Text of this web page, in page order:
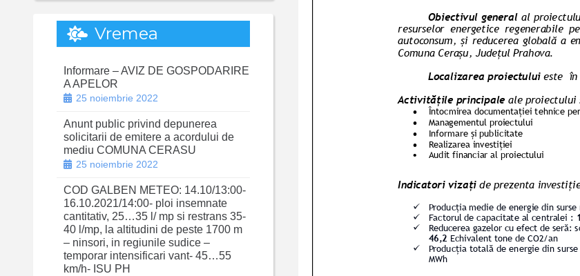
Vremea
Informare – AVIZ DE GOSPODARIRE
A APELOR
25 noiembrie 2022
Anunt public privind depunerea
solicitarii de emitere a acordului de
mediu COMUNA CERASU
25 noiembrie 2022
COD GALBEN METEO: 14.10/13:00-
16.10.2021/14:00- ploi insemnate
cantitativ, 25…35 l/ mp si restrans 35-
40 l/mp, la altitudini de peste 1700 m
– ninsori, in regiunile sudice –
temporar intensificari vant- 45…55
km/h- ISU PH